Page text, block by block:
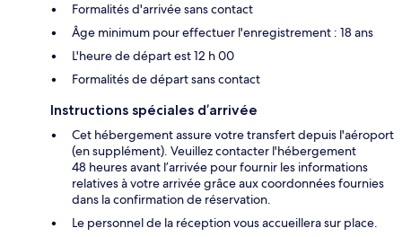
Formalités d'arrivée sans contact
Âge minimum pour effectuer l'enregistrement : 18 ans
L'heure de départ est 12 h 00
Formalités de départ sans contact
Instructions spéciales d’arrivée
Cet hébergement assure votre transfert depuis l'aéroport
(en supplément). Veuillez contacter l'hébergement
48 heures avant l’arrivée pour fournir les informations
relatives à votre arrivée grâce aux coordonnées fournies
dans la confirmation de réservation.
Le personnel de la réception vous accueillera sur place.